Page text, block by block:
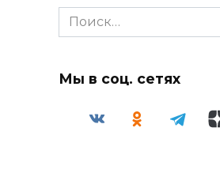
Search
for:
Мы в соц. сетях